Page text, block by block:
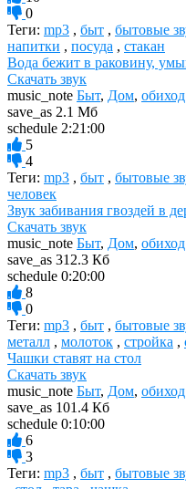
0
Теги: mp3 , быт , бытовые
напитки , посуда , стакан
Вода бежит в раковину,
Скачать звук
music_note Быт, Дом, обиход
save_as 2.1 Мб
schedule 2:21:00
5
4
Теги: mp3 , быт , бытовые
человек
Звук забивания гвоздей в
Скачать звук
music_note Быт, Дом, обиход
save_as 312.3 Кб
schedule 0:20:00
8
0
Теги: mp3 , быт , бытовые
металл , молоток , стройка ,
Чашки ставят на стол
Скачать звук
music_note Быт, Дом, обиход
save_as 101.4 Кб
schedule 0:10:00
6
3
Теги: mp3 , быт , бытовые